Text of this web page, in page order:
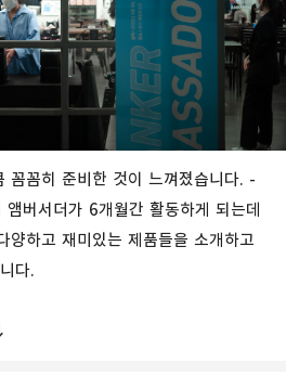
꼼꼼히 준비한 것이 느껴졌습니다. -
버서더가 6개월간 활동하게 되는데
양하고 재미있는 제품들을 소개하고
다.